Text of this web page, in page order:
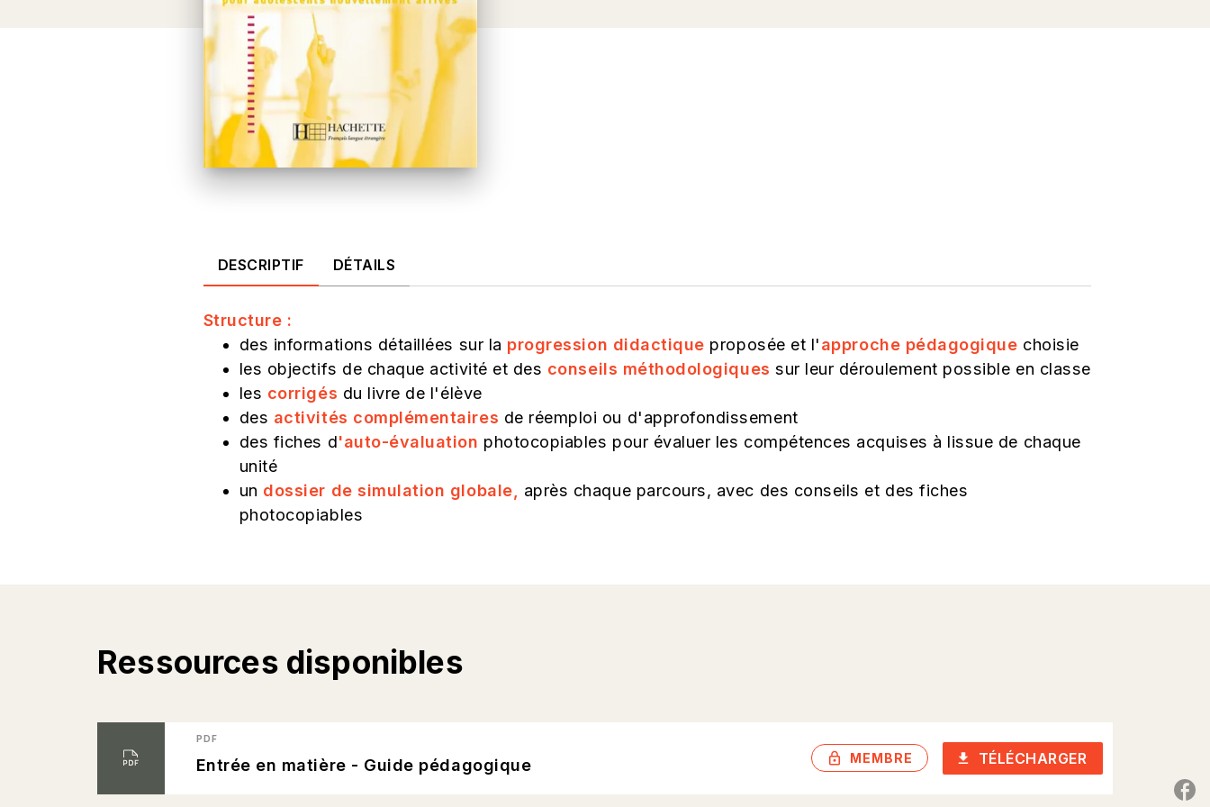
DESCRIPTIF DÉTAILS
Structure :
des informations détaillées sur la progression didactique proposée et l'approche pédagogique choisie
les objectifs de chaque activité et des conseils méthodologiques sur leur déroulement possible en classe
les corrigés du livre de l'élève
des activités complémentaires de réemploi ou d'approfondissement
des fiches d'auto-évaluation photocopiables pour évaluer les compétences acquises à lissue de chaque
unité
un dossier de simulation globale,
après chaque parcours, avec des conseils et des fiches
photocopiables
Ressources disponibles
PDF
Entrée en matière - Guide pédagogique lock_outlinedMEMBRE download TÉLÉCHARGER